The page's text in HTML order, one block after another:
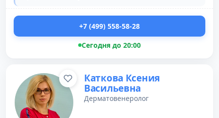
+7 (499) 558-58-28
Сегодня до 20:00
Каткова Ксения
Васильевна
Дерматовенеролог